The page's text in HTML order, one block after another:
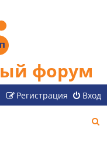
форум
Вход
Регистрация